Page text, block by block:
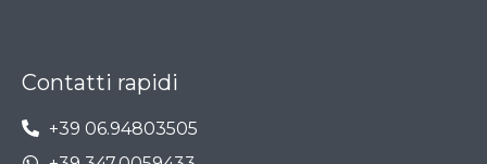
Contatti rapidi
+39 06.94803505